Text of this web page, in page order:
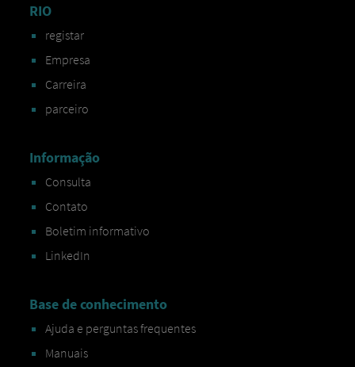
RIO
registar
Empresa
Carreira
parceiro
Informação
Consulta
Contato
Boletim informativo
LinkedIn
Base de conhecimento
Ajuda e perguntas frequentes
Manuais